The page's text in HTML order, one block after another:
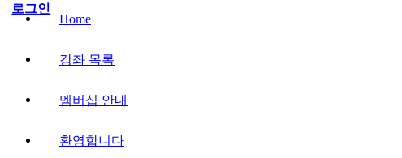
로그인
Home
강좌 목록
멤버십 안내
환영합니다